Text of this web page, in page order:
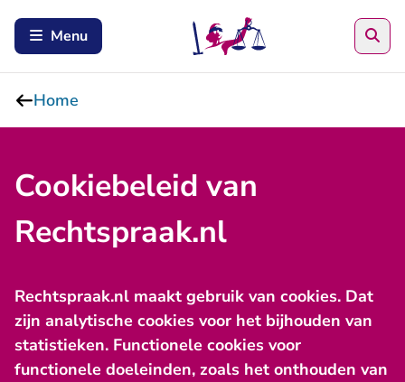
Menu
Home
Cookiebeleid van
Rechtspraak.nl
Rechtspraak.nl maakt gebruik van cookies. Dat
zijn analytische cookies voor het bijhouden van
statistieken. Functionele cookies voor
functionele doeleinden, zoals het onthouden van